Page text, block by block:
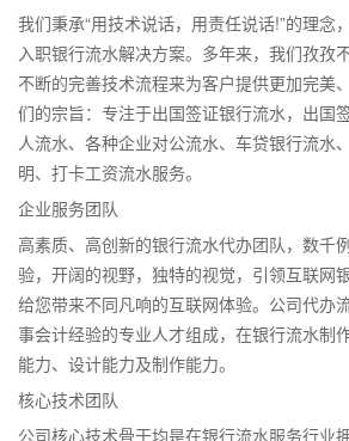
我们秉承“用技术说话，用责任说话!”的理念
入职银行流水解决方案。多年来，我们孜孜
不断的完善技术流程来为客户提供更加完美
们的宗旨：专注于出国签证银行流水，出国
人流水、各种企业对公流水、车贷银行流水
明、打卡工资流水服务。
企业服务团队
高素质、高创新的银行流水代办团队，数千
验，开阔的视野，独特的视觉，引领互联网
给您带来不同凡响的互联网体验。公司代办
事会计经验的专业人才组成，在银行流水制
能力、设计能力及制作能力。
核心技术团队
公司核心技术骨干均是在银行流水服务行业